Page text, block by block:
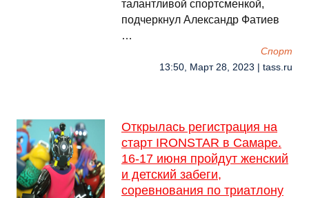
талантливой спортсменкой,
подчеркнул Александр Фатиев
…
Спорт
13:50, Март 28, 2023 | tass.ru
Открылась регистрация на
старт IRONSTAR в Самаре.
16-17 июня пройдут женский
и детский забеги,
соревнования по триатлону